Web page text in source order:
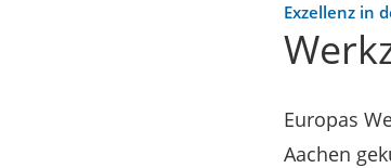
Exzellenz in
Europas
Aachen